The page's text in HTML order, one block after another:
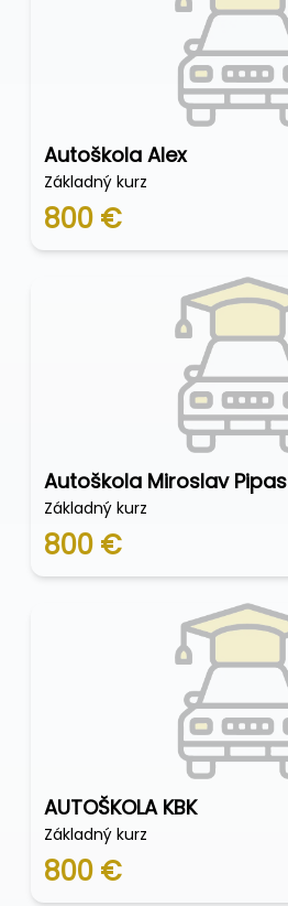
Autoškola Alex
Základný kurz
800 €
Autoškola Miroslav Pipas
Základný kurz
800 €
AUTOŠKOLA KBK
Základný kurz
800 €